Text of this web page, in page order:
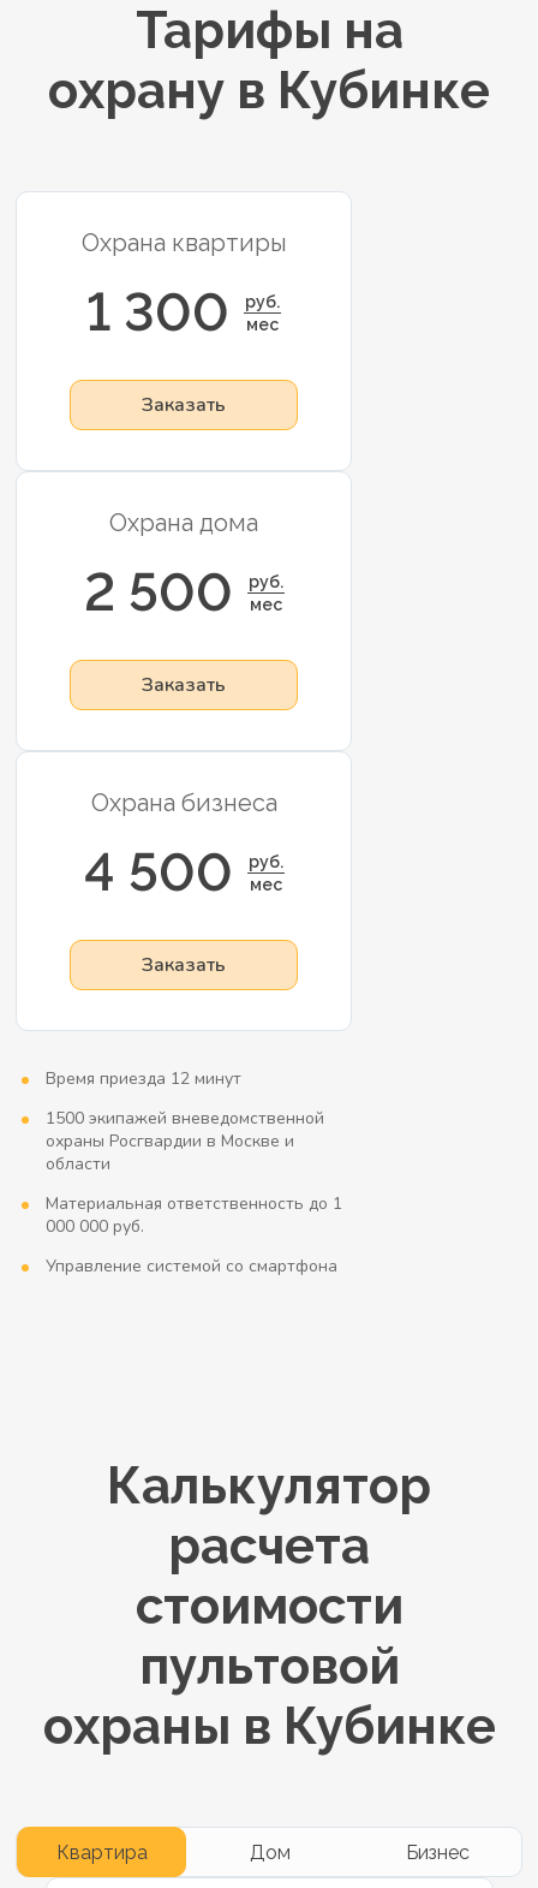
Тарифы на
охрану в Кубинке
Охрана квартиры
1 300
руб.
мес
Заказать
Охрана дома
2 500
руб.
мес
Заказать
Охрана бизнеса
4 500
руб.
мес
Заказать
Время приезда 12 минут
1500 экипажей вневедомственной
охраны Росгвардии в Москве и
области
Материальная ответственность до 1
000 000 руб.
Управление системой со смартфона
Калькулятор
расчета
стоимости
пультовой
охраны в Кубинке
Квартира Дом Бизнес